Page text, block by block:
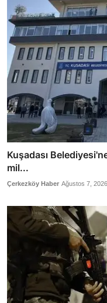
Kuşadası
mil...
Çerkezköy Haber Ağustos 7, 2026